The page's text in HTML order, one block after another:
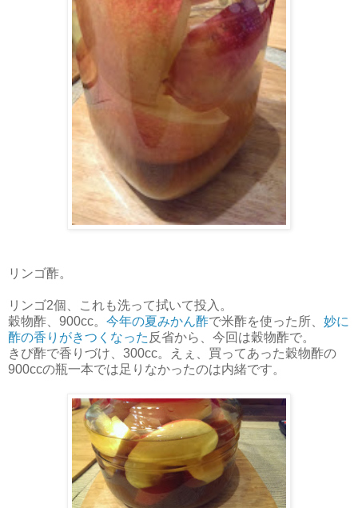
リンゴ酢。
リンゴ2個、これも洗って拭いて投入。
穀物酢、900cc。 今年の夏みかん酢で米酢を使った所、 妙に
酢の香りがきつくなった 反省から、今回は穀物酢で。
きび酢で香りづけ、300cc。えぇ、買ってあった穀物酢の
900ccの瓶一本では足りなかったのは内緒です。